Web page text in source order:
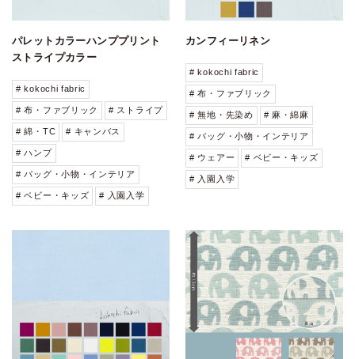
パレットカラーハンププリント
ストライプカラー
# kokochi fabric
# 布・ファブリック # ストライプ
# 綿・TC # キャンバス
# ハンプ
# バッグ・小物・インテリア
# ベビー・キッズ # 入園入学
カンフィーリネン
# kokochi fabric
# 布・ファブリック
# 無地・先染め # 麻・綿麻
# バッグ・小物・インテリア
# ウェアー # ベビー・キッズ
# 入園入学